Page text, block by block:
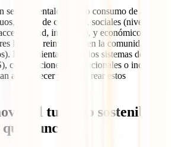
ser ambientales (como consumo de agua o
huella de carbono), sociales (nivel de
inclusión), y económicos
locales, reinversión en la comunidad,
Herramientas como los sistemas de
certificaciones internacionales o incluso
a establecer y monitorear estos
el turismo sostenible
nunca?